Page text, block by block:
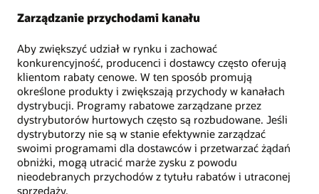
Zarządzanie przychodami kanału
Aby zwiększyć udział w rynku i zachować
konkurencyjność, producenci i dostawcy często oferują
klientom rabaty cenowe. W ten sposób promują
określone produkty i zwiększają przychody w kanałach
dystrybucji. Programy rabatowe zarządzane przez
dystrybutorów hurtowych często są rozbudowane. Jeśli
dystrybutorzy nie są w stanie efektywnie zarządzać
swoimi programami dla dostawców i przetwarzać żądań
obniżki, mogą utracić marże zysku z powodu
nieodebranych przychodów z tytułu rabatów i utraconej
sprzedaży.